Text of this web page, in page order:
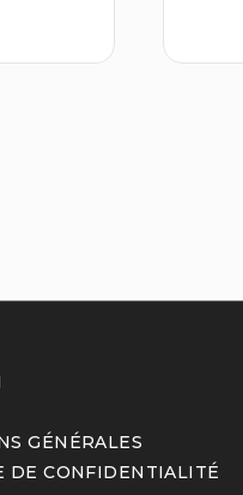
GÉNÉRALES
DE CONFIDENTIALITÉ